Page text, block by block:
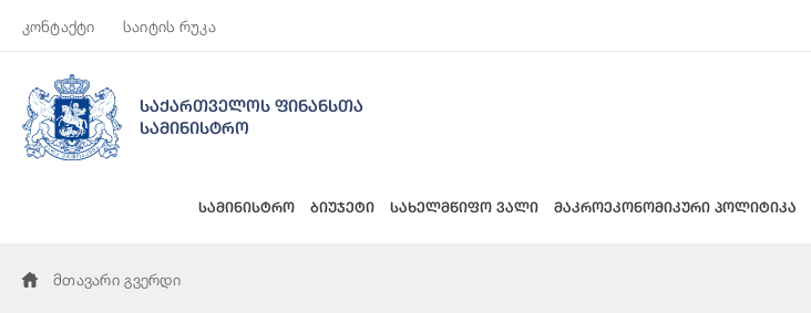
კონტაქტი საიტის რუკა
საქართველოს ფინანსთა
სამინისტრო
სამინისტრო ბიუჯეტი სახელმწიფო ვალი მაკროეკონომიკური პოლიტიკა
მთავარი გვერდი